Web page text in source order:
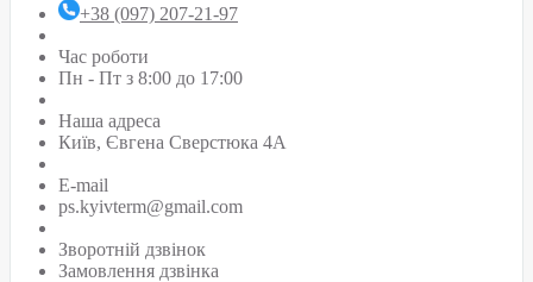
+38 (097) 207-21-97
Час роботи
Пн - Пт з 8:00 до 17:00
Наша адреса
Київ, Євгена Сверстюка 4А
E-mail
ps.kyivterm@gmail.com
Зворотній дзвінок
Замовлення дзвінка